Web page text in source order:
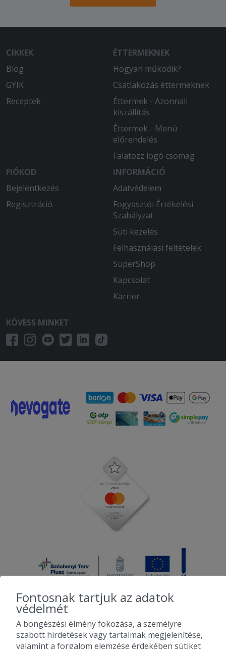
CIKKEK
Blog
GYIK
Receptek
ÉTTERMEKNEK
Hogyan működik?
Csatlakozás éttermeknek
Éttermek - Azonnali
kiszállítás
Éttermek - Menü
előrendelés
Falatozz logó csomag
FIÓKOD
Bejelentkezés
Regisztráció
INFORMÁCIÓ
Adatvédelem
Fogyasztói Értékelési
Szabályzat
Süti kezelés
Felhasználási feltételek
SuperShop
Kapcsolat
Karrier
KÖVESS MINKET
2010-2026 Copyright - Falatozz.hu - Diston-line Kft.
Fontosnak tartjuk az adatok
védelmét
A böngészési élmény fokozása, a személyre
szabott hirdetések vagy tartalmak megjelenítése,
valamint a forgalom elemzése érdekében sütiket